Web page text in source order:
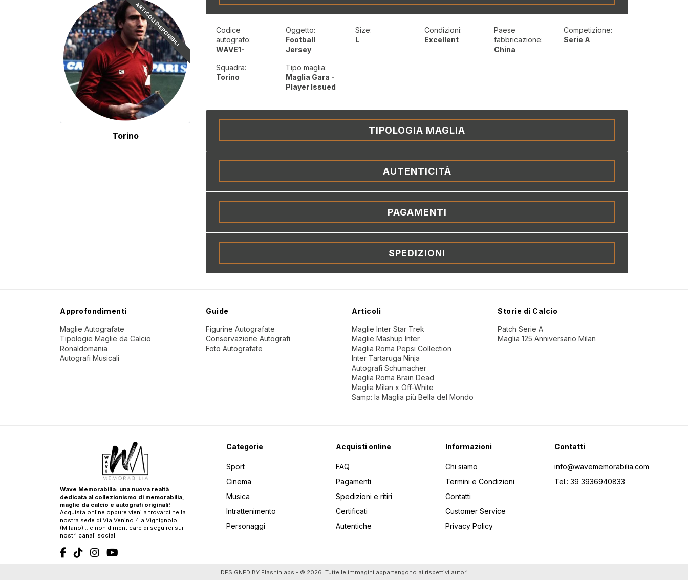
ARTICOLI DISPONIBILI
Torino
Codice
autografo:
WAVE1-
Oggetto:
Football
Jersey
Size:
L
Condizioni:
Excellent
Paese
fabbricazione:
China
Competizione:
Serie A
Squadra:
Torino
Tipo maglia:
Maglia Gara -
Player Issued
TIPOLOGIA MAGLIA
AUTENTICITÀ
PAGAMENTI
SPEDIZIONI
Approfondimenti
Maglie Autografate
Tipologie Maglie da Calcio
Ronaldomania
Autografi Musicali
Guide
Figurine Autografate
Conservazione Autografi
Foto Autografate
Articoli
Maglie Inter Star Trek
Maglie Mashup Inter
Maglia Roma Pepsi Collection
Inter Tartaruga Ninja
Autografi Schumacher
Maglia Roma Brain Dead
Maglia Milan x Off-White
Samp: la Maglia più Bella del Mondo
Storie di Calcio
Patch Serie A
Maglia 125 Anniversario Milan
Wave Memorabilia: una nuova realtà
dedicata al collezionismo di memorabilia,
maglie da calcio e autografi originali!
Acquista online oppure vieni a trovarci nella
nostra sede di Via Venino 4 a Vighignolo
(Milano)… e non dimenticare di seguirci sui
nostri canali social!
Categorie
Sport
Cinema
Musica
Intrattenimento
Personaggi
Acquisti online
FAQ
Pagamenti
Spedizioni e ritiri
Certificati
Autentiche
Informazioni
Chi siamo
Termini e Condizioni
Contatti
Customer Service
Privacy Policy
Contatti
info@wavememorabilia.com
Tel.: 39 3936940833
DESIGNED BY Flashinlabs - © 2026. Tutte le immagini appartengono ai rispettivi autori